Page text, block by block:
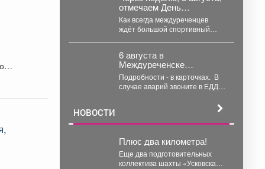
мини-экспозиция...
отмечаем День
физкультурника.
Как всегда междуреченцев
ждёт большой спортивный
масштабного забега.
6 августа в
Междуреченске
запланированы
отключения.
Подробности - в карточках. ️ В
случае аварий звоните в ЕДДС:
НОВОСТИ
Плюс два километра!
Еще два подготовительных
коллектива шахты «Усковская»